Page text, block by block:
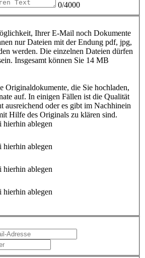
0/4000
Ihrer E-Mail noch Dokumente
nur Dateien mit der Endung pdf, jpg,
werden. Die einzelnen Dateien dürfen
Insgesamt können Sie 14 MB
Originaldokumente, die Sie hochladen,
auf. In einigen Fällen ist die Qualität
ausreichend oder es gibt im Nachhinein
Hilfe des Originals zu klären sind.
hierhin ablegen
hierhin ablegen
hierhin ablegen
hierhin ablegen